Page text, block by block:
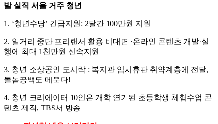
발 실직 서울 거주 청년
1. ‘청년수당’ 긴급지원: 2달간 100만원 지원
2. 일거리 중단 프리랜서 활용 비대면 ·온라인 콘텐츠 개발·실
행에 최대 1천만원 신속지원
3. 청년 소상공인 도시락 : 복지관 임시휴관 취약계층에 전달,
돌봄공백도 메운다!
4. 청년 크리에이터 10인은 개학 연기된 초등학생 체험수업 콘
텐츠 제작, TBS서 방송